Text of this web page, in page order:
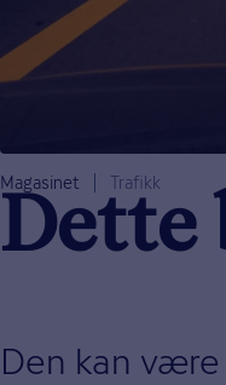
Magasinet Trafikk
Dette
Den kan